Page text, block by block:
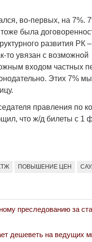
во-первых, на 7%.
была
развития РК
то увязан с возможной
входом частных
Этих 7%
правления по
что ж/д билеты с 1
ПОВЫШЕНИЕ ЦЕН
преследованию за
дешеветь на ведущих
Странная
Дарига не
мошенниками
30.10.2024